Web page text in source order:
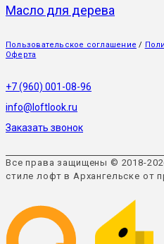
Масло для дерева
Пользовательское соглашение /
Оферта
+7 (960) 001-08-96
info@loftlook.ru
Заказать звонок
Все права защищены © 2018-
стиле лофт в Архангельске от